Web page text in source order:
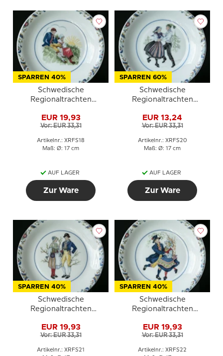
SPARREN 40%
Schwedische
Regionaltrachten
Värmland
EUR 19,93
Vor: EUR 33,31
Artikelnr.: XRFS18
Maß: Ø: 17 cm
AUF LAGER
Zur Ware
SPARREN 60%
Schwedische
Regionaltrachten
Västerbotten
EUR 13,24
Vor: EUR 33,31
Artikelnr.: XRFS20
Maß: Ø: 17 cm
AUF LAGER
Zur Ware
SPARREN 40%
Schwedische
Regionaltrachten
Ångermanland
EUR 19,93
Vor: EUR 33,31
Artikelnr.: XRFS21
SPARREN 40%
Schwedische
Regionaltrachten
Småland
EUR 19,93
Vor: EUR 33,31
Artikelnr.: XRFS22